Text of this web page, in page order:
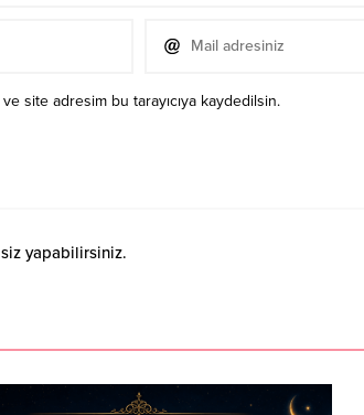
site adresim bu tarayıcıya kaydedilsin.
siz yapabilirsiniz.